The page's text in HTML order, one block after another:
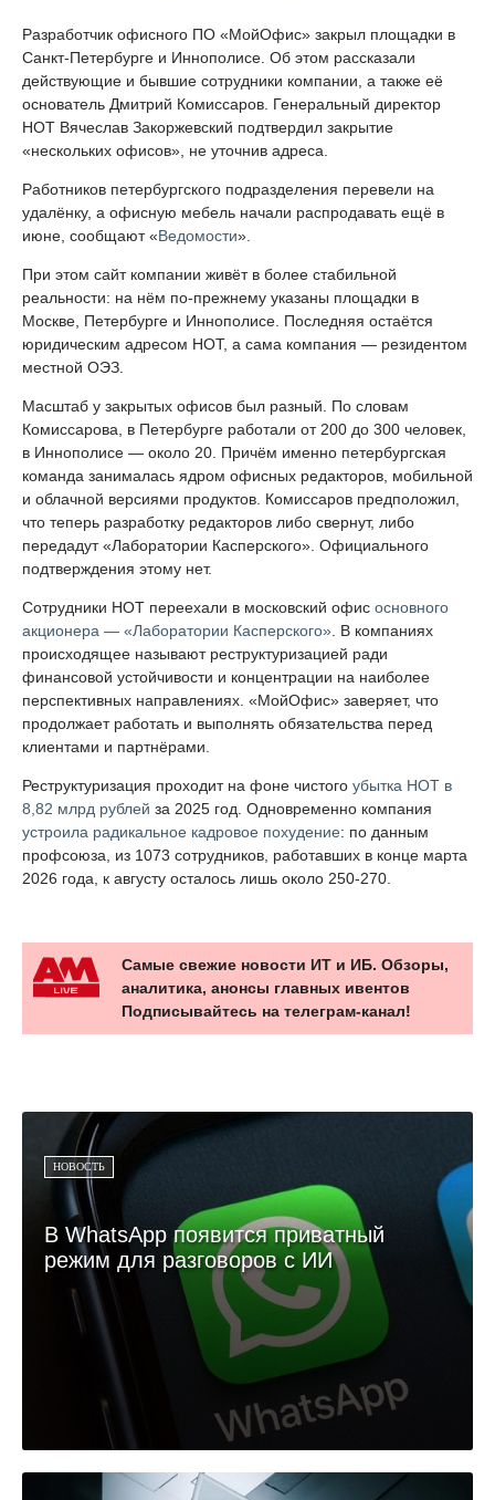
Разработчик офисного ПО «МойОфис» закрыл площадки в
Санкт-Петербурге и Иннополисе. Об этом рассказали
действующие и бывшие сотрудники компании, а также её
основатель Дмитрий Комиссаров. Генеральный директор
НОТ Вячеслав Закоржевский подтвердил закрытие
«нескольких офисов», не уточнив адреса.
Работников петербургского подразделения перевели на
удалёнку, а офисную мебель начали распродавать ещё в
июне, сообщают «Ведомости».
При этом сайт компании живёт в более стабильной
реальности: на нём по-прежнему указаны площадки в
Москве, Петербурге и Иннополисе. Последняя остаётся
юридическим адресом НОТ, а сама компания — резидентом
местной ОЭЗ.
Масштаб у закрытых офисов был разный. По словам
Комиссарова, в Петербурге работали от 200 до 300 человек,
в Иннополисе — около 20. Причём именно петербургская
команда занималась ядром офисных редакторов, мобильной
и облачной версиями продуктов. Комиссаров предположил,
что теперь разработку редакторов либо свернут, либо
передадут «Лаборатории Касперского». Официального
подтверждения этому нет.
Сотрудники НОТ переехали в московский офис основного
акционера — «Лаборатории Касперского» . В компаниях
происходящее называют реструктуризацией ради
финансовой устойчивости и концентрации на наиболее
перспективных направлениях. «МойОфис» заверяет, что
продолжает работать и выполнять обязательства перед
клиентами и партнёрами.
Реструктуризация проходит на фоне чистого убытка НОТ в
8,82 млрд рублей за 2025 год. Одновременно компания
устроила радикальное кадровое похудение: по данным
профсоюза, из 1073 сотрудников, работавших в конце марта
2026 года, к августу осталось лишь около 250-270.
Самые свежие новости ИТ и ИБ. Обзоры,
аналитика, анонсы главных ивентов
Подписывайтесь на телеграм-канал!
НОВОСТЬ
В WhatsApp появится приватный
режим для разговоров с ИИ